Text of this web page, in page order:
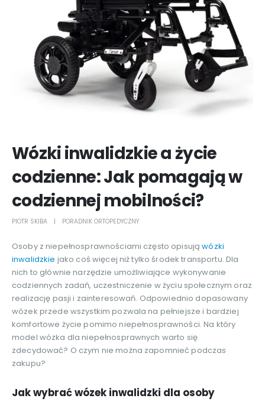
Wózki inwalidzkie a życie
codzienne: Jak pomagają w
codziennej mobilności?
PIOTR SKIBA PORADNIK ORTOPEDYCZNY
Osoby z niepełnosprawnościami często opisująwózki
inwalidzkie jako coś więcej niż tylko środek transportu. Dla
nich to głównie narzędzie umożliwiające wykonywanie
codziennych zadań, uczestniczenie w życiu społecznym oraz
realizację pasji i zainteresowań. Odpowiednio dopasowany
wózek przede wszystkim pozwala na pełniejsze i bardziej
komfortowe życie pomimo niepełnosprawności. Na który
model wózka dla niepełnosprawnych warto się
zdecydować? O czym nie można zapomnieć podczas
zakupu?
Jak wybrać wózek inwalidzki dla osoby